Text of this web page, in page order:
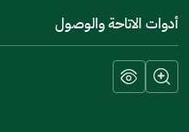
أدوات الاتاحة والوصول